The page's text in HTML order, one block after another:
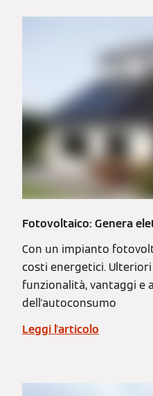
Fotovoltaico: Genera
Con un impianto
costi energetici.
funzionalità, vantaggi e
dell'autoconsumo
Leggi l'articolo